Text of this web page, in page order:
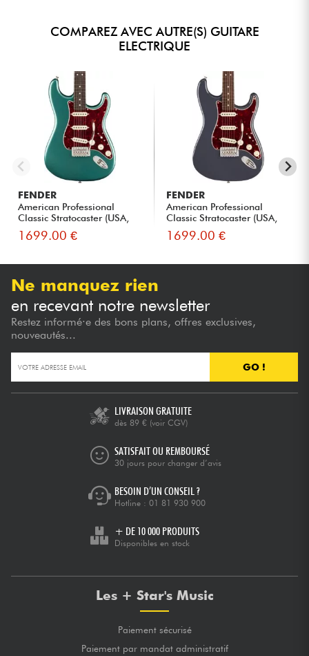
COMPAREZ AVEC AUTRE(S) GUITARE
ELECTRIQUE
FENDER
American Professional
Classic Stratocaster (USA,
R...
1699.00 €
FENDER
American Professional
Classic Stratocaster (USA,
R...
1699.00 €
Ne manquez rien
en recevant notre newsletter
Restez informé·e des bons plans, offres exclusives,
nouveautés...
GO !
LIVRAISON GRATUITE
dès 89 € (voir CGV)
SATISFAIT OU REMBOURSÉ
30 jours pour changer d’avis
BESOIN D’UN CONSEIL ?
Hotline : 01 81 930 900
+ DE 10 000 PRODUITS
Disponibles en stock
Les + Star's Music
Paiement sécurisé
Paiement par mandat administratif